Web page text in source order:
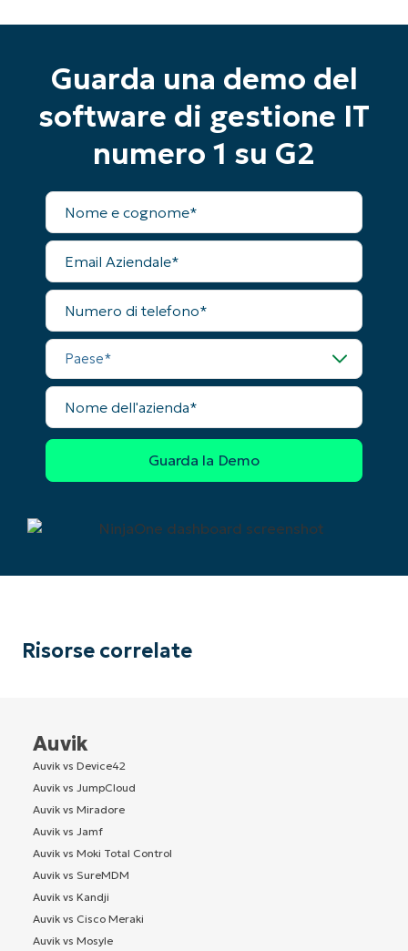
Guarda una demo del
software di gestione IT
numero 1 su G2
Nome
completo
Email
Aziendale
Numero
telefono
Paese
Nome
dell'azienda
Risorse correlate
Auvik
Auvik vs Device42
Auvik vs JumpCloud
Auvik vs Miradore
Auvik vs Jamf
Auvik vs Moki Total Control
Auvik vs SureMDM
Auvik vs Kandji
Auvik vs Cisco Meraki
Auvik vs Mosyle
First
name*
Business
email*
Paese
Company
name*